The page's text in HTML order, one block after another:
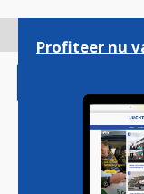
gaan
Profiteer nu